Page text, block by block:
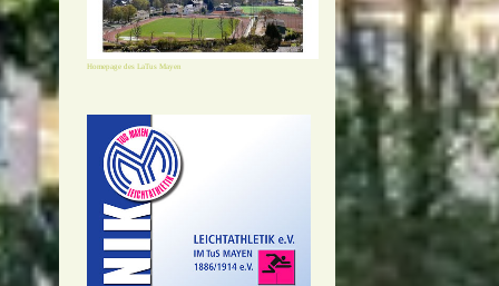
Homepage des LaTus Mayen